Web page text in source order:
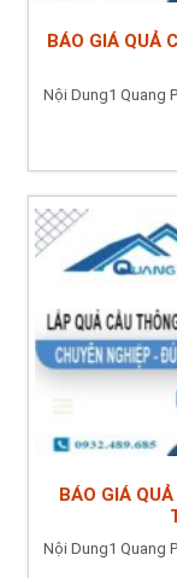
BÁO GIÁ QUẢ
Nội Dung1 Quang
BÁO GIÁ
Nội Dung1 Quang